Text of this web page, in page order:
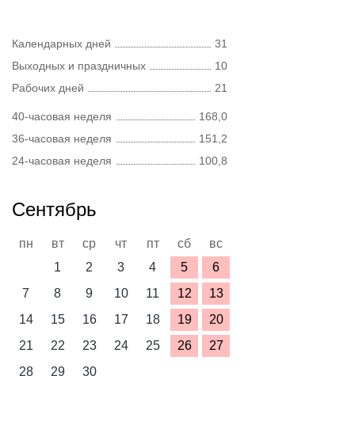
Календарных дней
31
Выходных и праздничных
10
Рабочих дней
21
40-часовая неделя
168,0
36-часовая неделя
151,2
24-часовая неделя
100,8
Сентябрь
пн вт ср чт пт сб
вс
1
2 3 4 5
6
7
8 9 10 11 12
13
14
15 16 17 18 19
20
21
22 23 24 25 26
27
28
29 30